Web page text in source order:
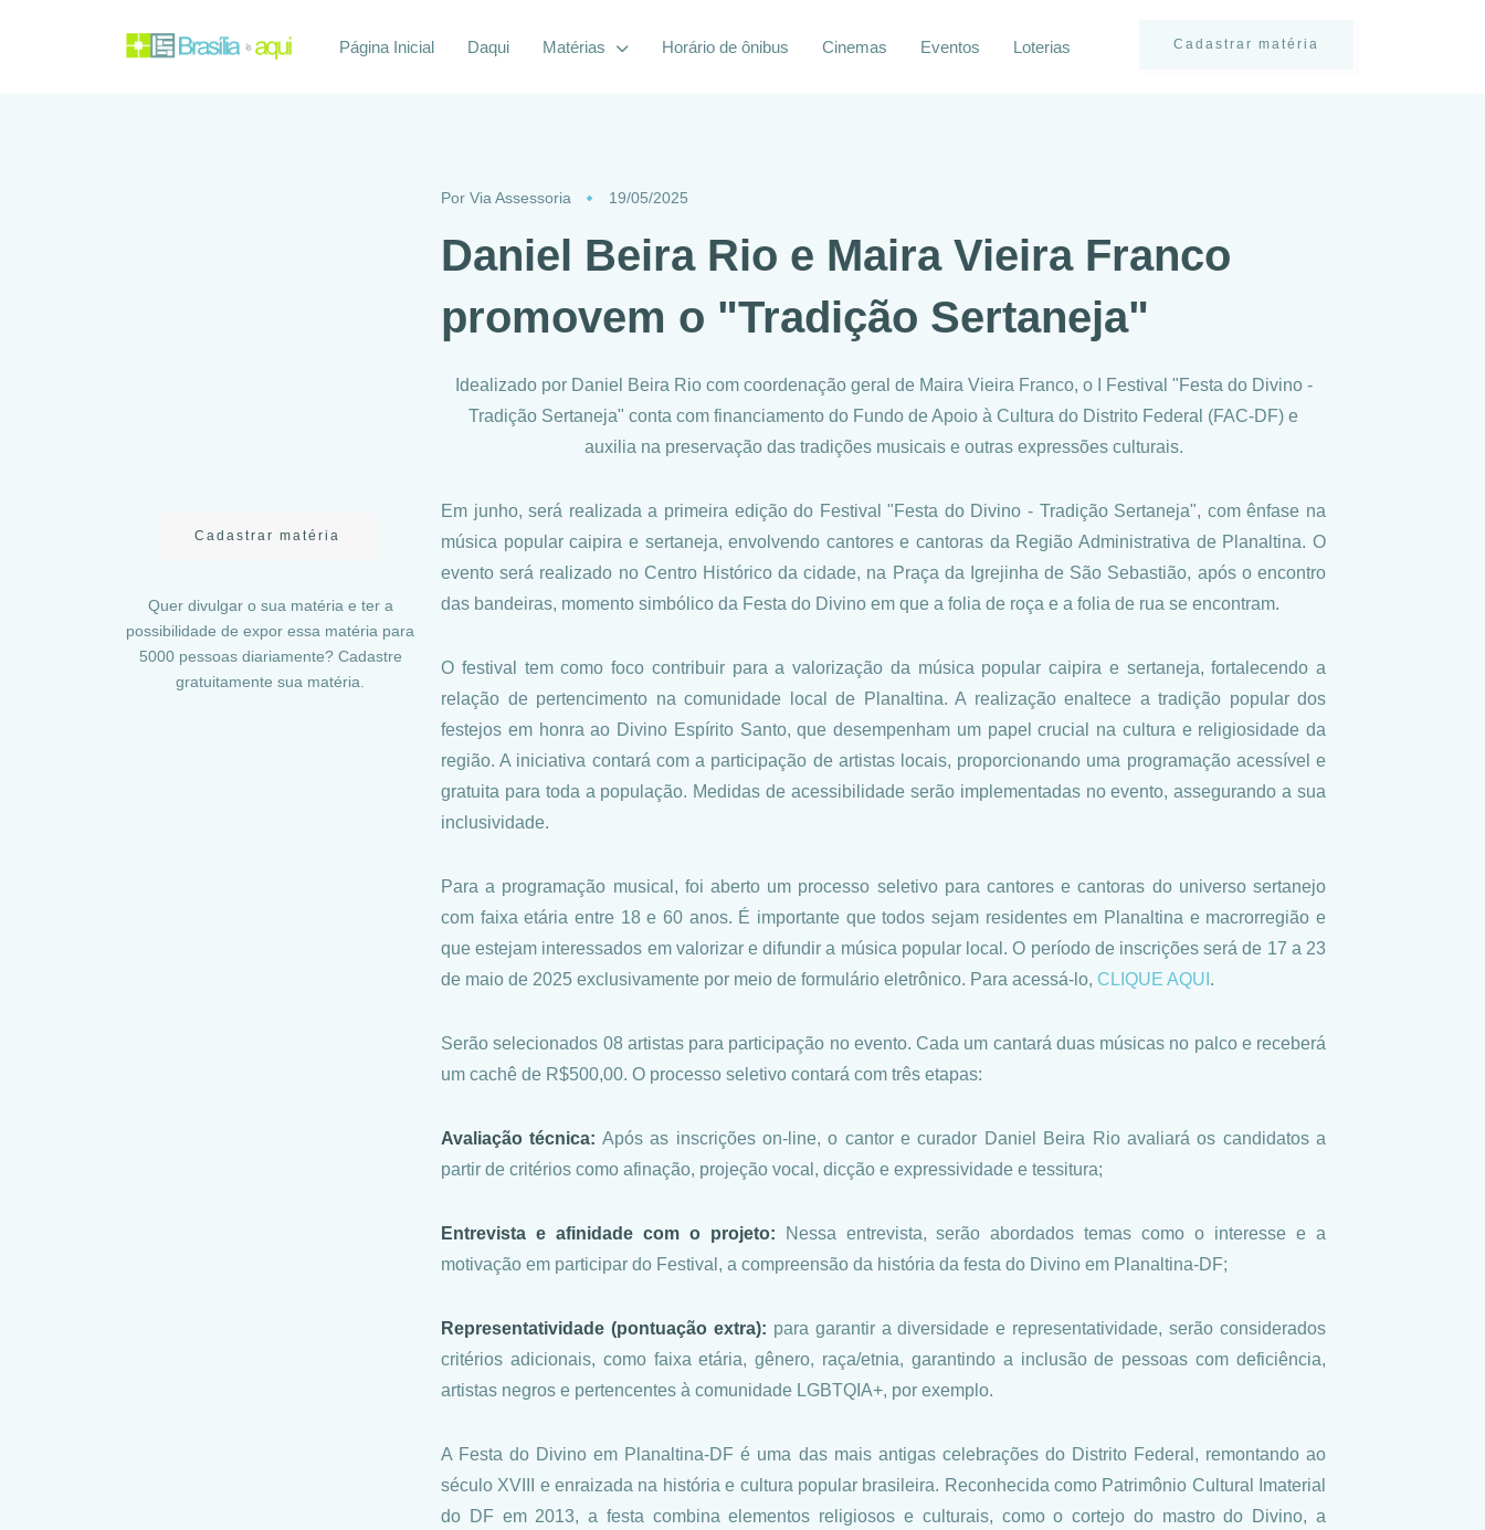
Cadastrar matéria
Página Inicial Daqui Matérias Horário de ônibus Cinemas Eventos Loterias
Por Via Assessoria 19/05/2025
Daniel Beira Rio e Maira Vieira Franco
promovem o "Tradição Sertaneja"
Idealizado por Daniel Beira Rio com coordenação geral de Maira Vieira Franco, o I Festival "Festa do Divino -
Tradição Sertaneja" conta com financiamento do Fundo de Apoio à Cultura do Distrito Federal (FAC-DF) e
auxilia na preservação das tradições musicais e outras expressões culturais.
Em junho, será realizada a primeira edição do Festival "Festa do Divino - Tradição Sertaneja", com ênfase na
música popular caipira e sertaneja, envolvendo cantores e cantoras da Região Administrativa de Planaltina. O
evento será realizado no Centro Histórico da cidade, na Praça da Igrejinha de São Sebastião, após o encontro
das bandeiras, momento simbólico da Festa do Divino em que a folia de roça e a folia de rua se encontram.
O festival tem como foco contribuir para a valorização da música popular caipira e sertaneja, fortalecendo a
relação de pertencimento na comunidade local de Planaltina. A realização enaltece a tradição popular dos
festejos em honra ao Divino Espírito Santo, que desempenham um papel crucial na cultura e religiosidade da
região. A iniciativa contará com a participação de artistas locais, proporcionando uma programação acessível e
gratuita para toda a população. Medidas de acessibilidade serão implementadas no evento, assegurando a sua
inclusividade.
Para a programação musical, foi aberto um processo seletivo para cantores e cantoras do universo sertanejo
com faixa etária entre 18 e 60 anos. É importante que todos sejam residentes em Planaltina e macrorregião e
que estejam interessados em valorizar e difundir a música popular local. O período de inscrições será de 17 a 23
de maio de 2025 exclusivamente por meio de formulário eletrônico. Para acessá-lo, CLIQUE AQUI .
Serão selecionados 08 artistas para participação no evento. Cada um cantará duas músicas no palco e receberá
um cachê de R$500,00. O processo seletivo contará com três etapas:
Avaliação técnica: Após as inscrições on-line, o cantor e curador Daniel Beira Rio avaliará os candidatos a
partir de critérios como afinação, projeção vocal, dicção e expressividade e tessitura;
Entrevista e afinidade com o projeto:
Nessa entrevista, serão abordados temas como o interesse e a
motivação em participar do Festival, a compreensão da história da festa do Divino em Planaltina-DF;
Representatividade (pontuação extra): para garantir a diversidade e representatividade, serão considerados
critérios adicionais, como faixa etária, gênero, raça/etnia, garantindo a inclusão de pessoas com deficiência,
artistas negros e pertencentes à comunidade LGBTQIA+, por exemplo.
A Festa do Divino em Planaltina-DF é uma das mais antigas celebrações do Distrito Federal, remontando ao
século XVIII e enraizada na história e cultura popular brasileira. Reconhecida como Patrimônio Cultural Imaterial
do DF em 2013, a festa combina elementos religiosos e culturais, como o cortejo do mastro do Divino, a
Cadastrar matéria
Quer divulgar o sua matéria e ter a
possibilidade de expor essa matéria para
5000 pessoas diariamente? Cadastre
gratuitamente sua matéria.